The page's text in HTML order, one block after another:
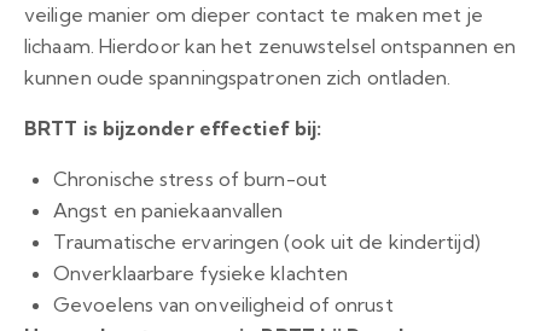
veilige manier om dieper contact te maken met je
lichaam. Hierdoor kan het zenuwstelsel ontspannen en
kunnen oude spanningspatronen zich ontladen.
BRTT is bijzonder effectief bij:
Chronische stress of burn-out
Angst en paniekaanvallen
Traumatische ervaringen (ook uit de kindertijd)
Onverklaarbare fysieke klachten
Gevoelens van onveiligheid of onrust